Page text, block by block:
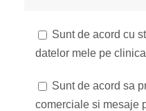
Sunt de acord cu
datelor mele pe
Sunt de acord sa
comerciale si mesaje